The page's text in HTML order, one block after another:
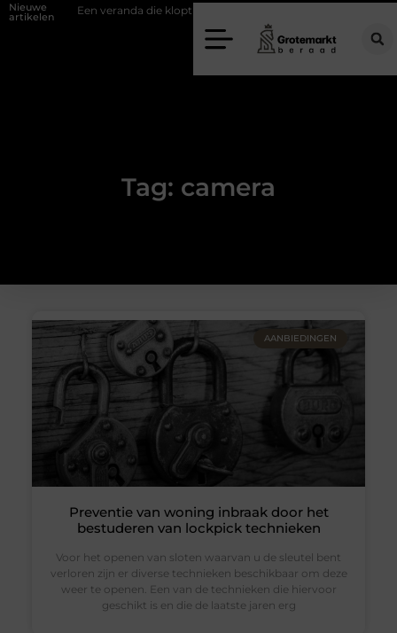
Nieuwe
artikelen Een veranda die klopt begint bij slimme keuzes
Tag: camera
AANBIEDINGEN
Preventie van woning inbraak door het
bestuderen van lockpick technieken
Voor het openen van sloten waarvan u de sleutel bent
verloren zijn er diverse technieken beschikbaar om deze
weer te openen. Een van de technieken die hiervoor
geschikt is en die de laatste jaren erg